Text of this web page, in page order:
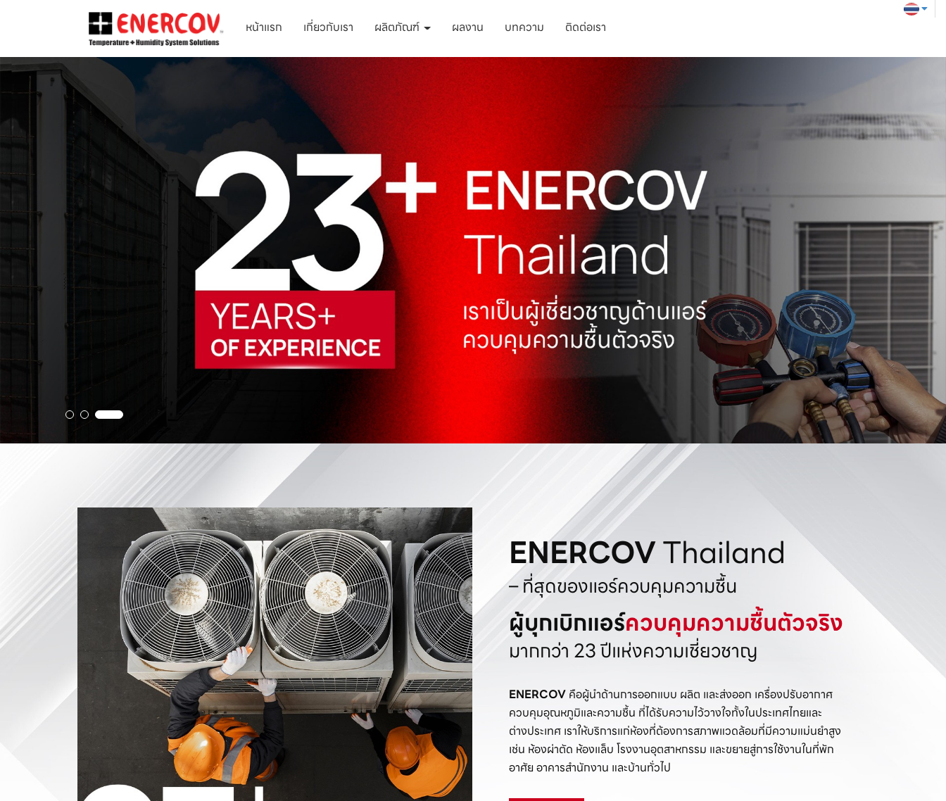
หน้าแรก เกี่ยวกับเรา ผลิตภัณฑ์ ผลงาน บทความ ติดต่อเรา
ENERCOVThailand
– ที่สุดของแอร์ควบคุมความชื้น
ผู้บุกเบิกแอร์ควบคุมความชื้นตัวจริง
มากกว่า 23 ปีแห่งความเชี่ยวชาญ
ENERCOV คือผู้นำด้านการออกแบบ ผลิต และส่งออก เครื่องปรับอากาศ
ควบคุมอุณหภูมิและความชื้น ที่ได้รับความไว้วางใจทั้งในประเทศไทยและ
ต่างประเทศ เราให้บริการแก่ห้องที่ต้องการสภาพแวดล้อมที่มีความแม่นยำสูง
เช่น ห้องผ่าตัด ห้องแล็บ โรงงานอุตสาหกรรม และขยายสู่การใช้งานในที่พัก
อาศัย อาคารสำนักงาน และบ้านทั่วไป